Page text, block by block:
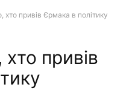
хто привів Єрмака в політику
привів